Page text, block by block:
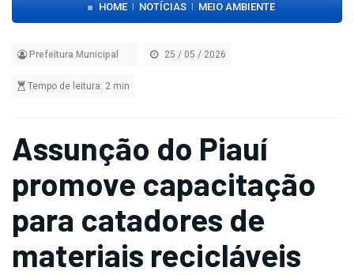
HOME| NOTÍCIAS| MEIO AMBIENTE
Prefeitura Municipal 25 / 05 / 2026
Tempo de leitura: 2 min
Assunção do Piauí
promove capacitação
para catadores de
materiais recicláveis